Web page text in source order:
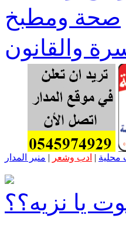
صحة ومطبخ
والقانون
| ادب وشعر | منبر المدار
يا نزيه؟؟